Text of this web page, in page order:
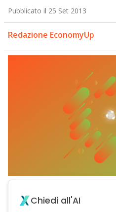
Pubblicato il 25 Set 2013
Redazione EconomyUp
Chiedi all'AI